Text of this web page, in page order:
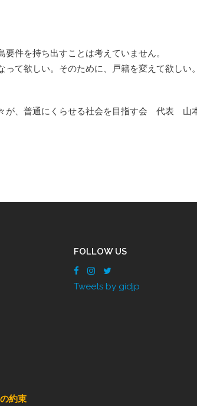
件を持ち出すことは考えていません。
て欲しい。そのために、戸籍を変えて欲しい。
が、普通にくらせる社会を目指す会 代表
約束
FOLLOW US
Tweets by gidjp